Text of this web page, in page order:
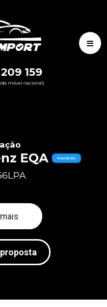
159
móvel nacional)
EQA Vendido